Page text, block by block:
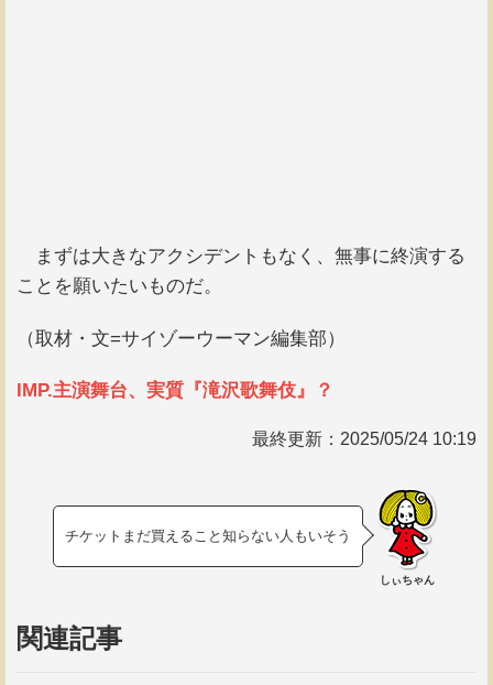
まずは大きなアクシデントもなく、無事に終演する
ことを願いたいものだ。
（取材・文=サイゾーウーマン編集部）
IMP.主演舞台、実質『滝沢歌舞伎』？
最終更新： 2025/05/24 10:19
チケットまだ買えること知らない人もいそう
しぃちゃん
関連記事